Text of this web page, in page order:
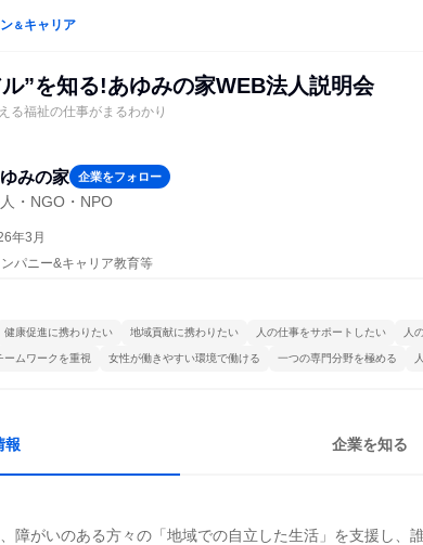
＆キャリア
”を知る!あゆみの家WEB法人説明会
る福祉の仕事がまるわかり
みの家 企業をフォロー
・NGO・NPO
年3月
パニー&キャリア教育等
健康促進に携わりたい 地域貢献に携わりたい 人の仕事をサポートしたい 人
ームワークを重視 女性が働きやすい環境で働ける 一つの専門分野を極める
報 企業を知る
障がいのある方々の「地域での自立した生活」を支援し、